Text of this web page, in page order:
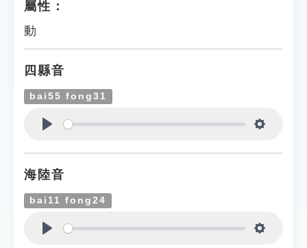
屬性：
動
四縣音
bai55 fong31
海陸音
bai11 fong24